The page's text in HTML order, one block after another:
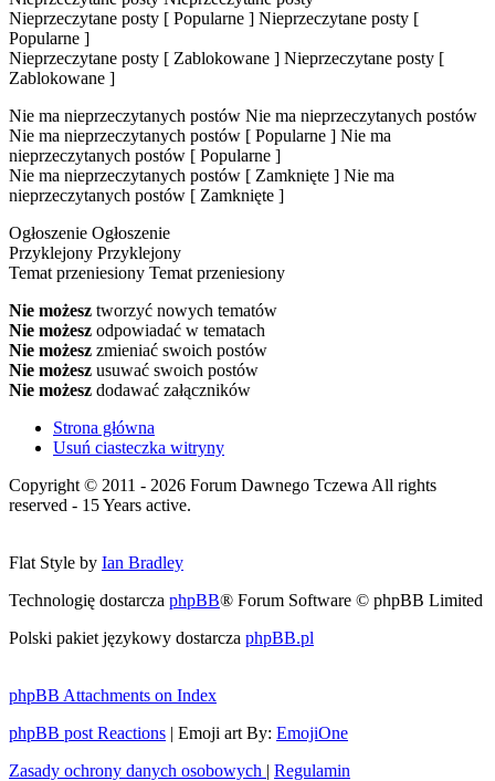
Nieprzeczytane posty [ Popularne ] Nieprzeczytane posty [
Popularne ]
Nieprzeczytane posty [ Zablokowane ] Nieprzeczytane posty [
Zablokowane ]
Nie ma nieprzeczytanych postów Nie ma nieprzeczytanych postów
Nie ma nieprzeczytanych postów [ Popularne ] Nie ma
nieprzeczytanych postów [ Popularne ]
Nie ma nieprzeczytanych postów [ Zamknięte ] Nie ma
nieprzeczytanych postów [ Zamknięte ]
Ogłoszenie Ogłoszenie
Przyklejony Przyklejony
Temat przeniesiony Temat przeniesiony
Nie możesz tworzyć nowych tematów
Nie możesz odpowiadać w tematach
Nie możesz zmieniać swoich postów
Nie możesz usuwać swoich postów
Nie możesz dodawać załączników
Strona główna
Usuń ciasteczka witryny
Copyright © 2011 - 2026 Forum Dawnego Tczewa All rights
reserved - 15 Years active.
Flat Style by Ian Bradley
Technologię dostarcza phpBB® Forum Software © phpBB Limited
Polski pakiet językowy dostarcza phpBB.pl
phpBB Attachments on Index
phpBB post Reactions | Emoji art By: EmojiOne
Zasady ochrony danych osobowych | Regulamin